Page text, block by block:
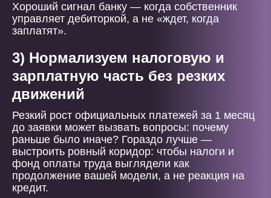
Хороший сигнал банку — когда собственник
управляет дебиторкой, а не «ждет, когда
заплатят».
3) Нормализуем налоговую и
зарплатную часть без резких
движений
Резкий рост официальных платежей за 1 месяц
до заявки может вызвать вопросы: почему
раньше было иначе? Гораздо лучше —
выстроить ровный коридор: чтобы налоги и
фонд оплаты труда выглядели как
продолжение вашей модели, а не реакция на
кредит.